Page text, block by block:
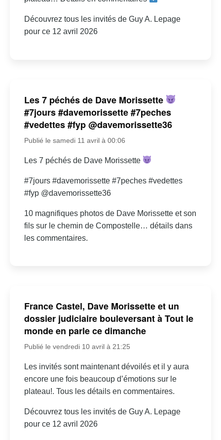
Découvrez tous les invités de Guy A. Lepage
pour ce 12 avril 2026
Les 7 péchés de Dave Morissette
#7jours #davemorissette #7peches
#vedettes #fyp @davemorissette36
Publié le samedi 11 avril à 00:06
Les 7 péchés de Dave Morissette
#7jours #davemorissette #7peches #vedettes
#fyp @davemorissette36
10 magnifiques photos de Dave Morissette et son
fils sur le chemin de Compostelle… détails dans
les commentaires.
France Castel, Dave Morissette et un
dossier judiciaire bouleversant à Tout le
monde en parle ce dimanche
Publié le vendredi 10 avril à 21:25
Les invités sont maintenant dévoilés et il y aura
encore une fois beaucoup d’émotions sur le
plateau!. Tous les détails en commentaires.
Découvrez tous les invités de Guy A. Lepage
pour ce 12 avril 2026